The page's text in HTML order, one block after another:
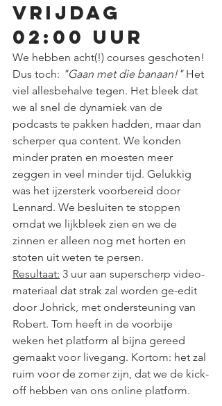
Vrijdag
02:00 uur
We hebben acht(!) courses geschoten!
Dus toch: "Gaan met die banaan!" Het
viel allesbehalve tegen. Het bleek dat
we al snel de dynamiek van de
podcasts te pakken hadden, maar dan
scherper qua content. We konden
minder praten en moesten meer
zeggen in veel minder tijd. Gelukkig
was het ijzersterk voorbereid door
Lennard. We besluiten te stoppen
omdat we lijkbleek zien en we de
zinnen er alleen nog met horten en
stoten uit weten te persen.
Resultaat: 3 uur aan superscherp video-
materiaal dat strak zal worden ge-edit
door Johrick, met ondersteuning van
Robert. Tom heeft in de voorbije
weken het platform al bijna gereed
gemaakt voor livegang. Kortom: het zal
ruim voor de zomer zijn, dat we de kick-
off hebben van ons online platform.